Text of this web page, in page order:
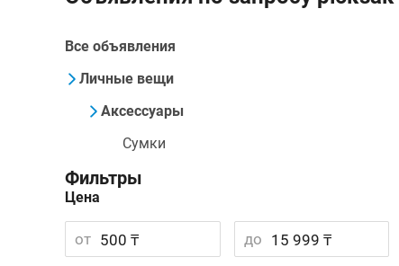
Все объявления
Личные вещи
Аксессуары
Сумки
Фильтры
Цена
от до